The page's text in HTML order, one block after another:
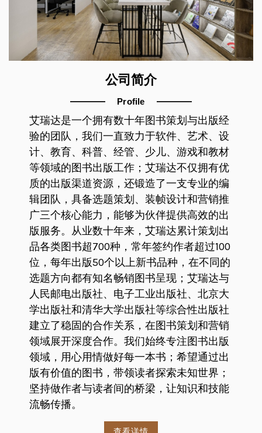
公司简介
Profile
艾瑞达是一个拥有数十年图书策划与出版经
验的团队，我们一直致力于软件、艺术、设
计、教育、科普、经管、少儿、游戏和教材
等领域的图书出版工作；艾瑞达不仅拥有优
质的出版渠道资源，还锻造了一支专业的编
辑团队，具备选题策划、装帧设计和营销推
广三个核心能力，能够为伙伴提供高效的出
版服务。从业数十年来，艾瑞达累计策划出
品各类图书超700种，常年签约作者超过100
位，每年出版50个以上新书品种，在不同的
选题方向都有知名畅销图书呈现；艾瑞达与
人民邮电出版社、电子工业出版社、北京大
学出版社和清华大学出版社等综合性出版社
建立了稳固的合作关系，在图书策划和营销
领域展开深度合作。我们始终专注图书出版
领域，用心用情做好每一本书；希望通过出
版有价值的图书，带领读者探索未知世界；
坚持做作者与读者间的桥梁，让知识和技能
流畅传播。